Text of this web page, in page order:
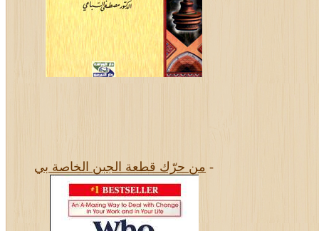
- من حرّك قطعة الجبن الخاصة بي